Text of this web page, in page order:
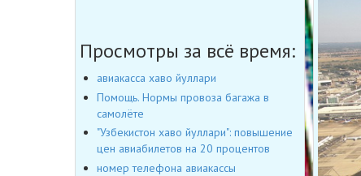
Просмотры за всё время:
авиакасса хаво йуллари
Помощь. Нормы провоза багажа в
самолёте
"Узбекистон хаво йуллари": повышение
цен авиабилетов на 20 процентов
номер телефона авиакассы